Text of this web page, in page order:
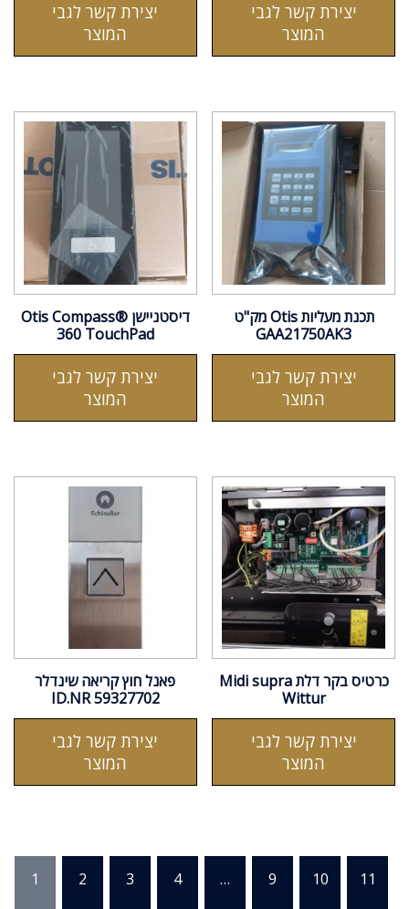
יצירת קשר לגבי
המוצר
יצירת קשר לגבי
המוצר
תכנת מעליות Otis מק"ט
GAA21750AK3
יצירת קשר לגבי
המוצר
דיסטניישן Otis Compass®
360 TouchPad
יצירת קשר לגבי
המוצר
כרטיס בקר דלת Midi supra
Wittur
יצירת קשר לגבי
המוצר
פאנל חוץ קריאה שינדלר
ID.NR 59327702
יצירת קשר לגבי
המוצר
1 2 3 4 … 9 10 11